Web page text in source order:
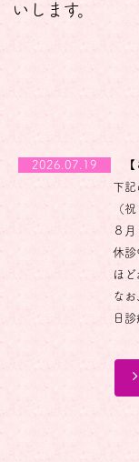
いします。
2026.07.19
【
下記
（
８
休診
ほど
な
日
状
ま
〈